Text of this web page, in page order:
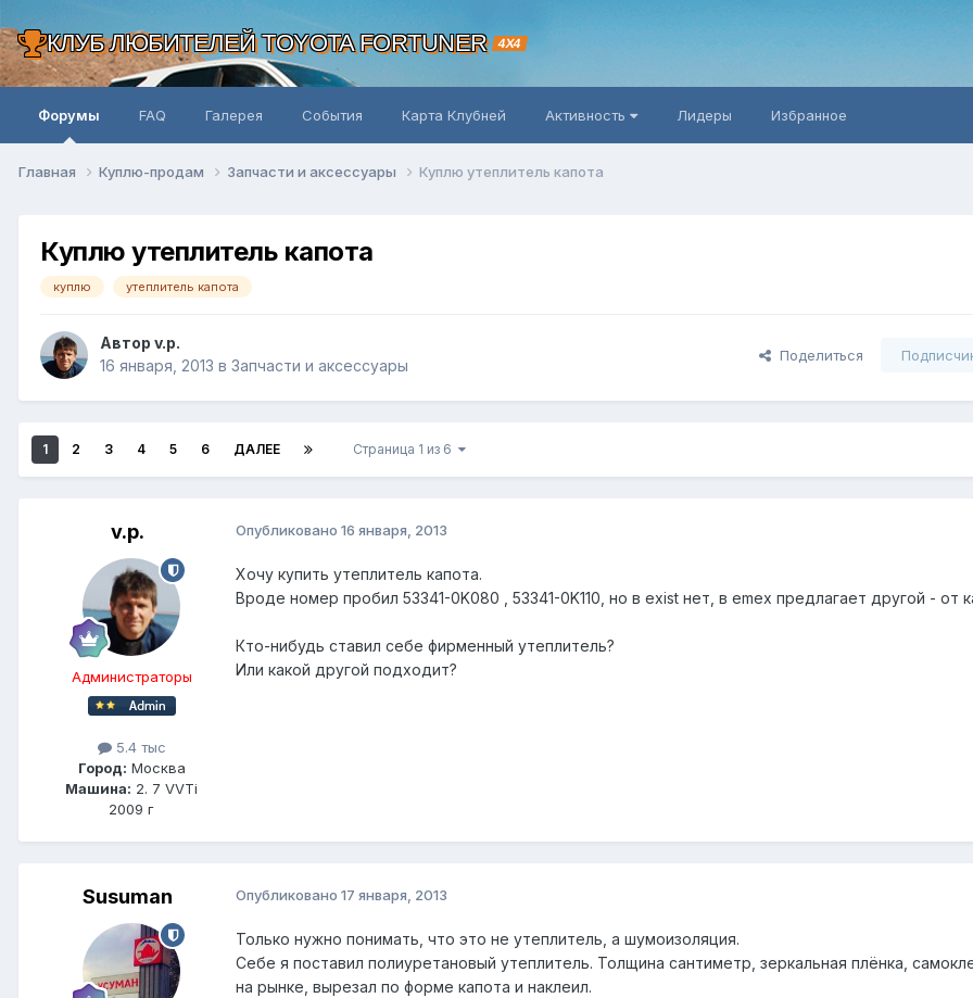
КЛУБ ЛЮБИТЕЛЕЙ TOYOTA FORTUNER 4X4
Форумы FAQ Галерея События Карта Клубней Активность Лидеры Избранное
Главная Куплю-продам Запчасти и аксессуары Куплю утеплитель капота
Куплю утеплитель капота
куплю утеплитель капота
Автор v.p.
16 января, 2013 в Запчасти и аксессуары
Поделиться
1 2 3 4 5 6 ДАЛЕЕ Страница 1 из 6
v.p.
Администраторы
5.4 тыс
Город: Москва
Машина: 2. 7 VVTi
2009 г
Опубликовано 16 января, 2013
Хочу купить утеплитель капота.
Вроде номер пробил 53341-0K080 , 53341-0K110, но в exist нет, в emex предлагает другой - от
Кто-нибудь ставил себе фирменный утеплитель?
Или какой другой подходит?
Susuman Опубликовано 17 января, 2013
Только нужно понимать, что это не утеплитель, а шумоизоляция.
Себе я поставил полиуретановый утеплитель. Толщина сантиметр, зеркальная плёнка,
на рынке, вырезал по форме капота и наклеил.